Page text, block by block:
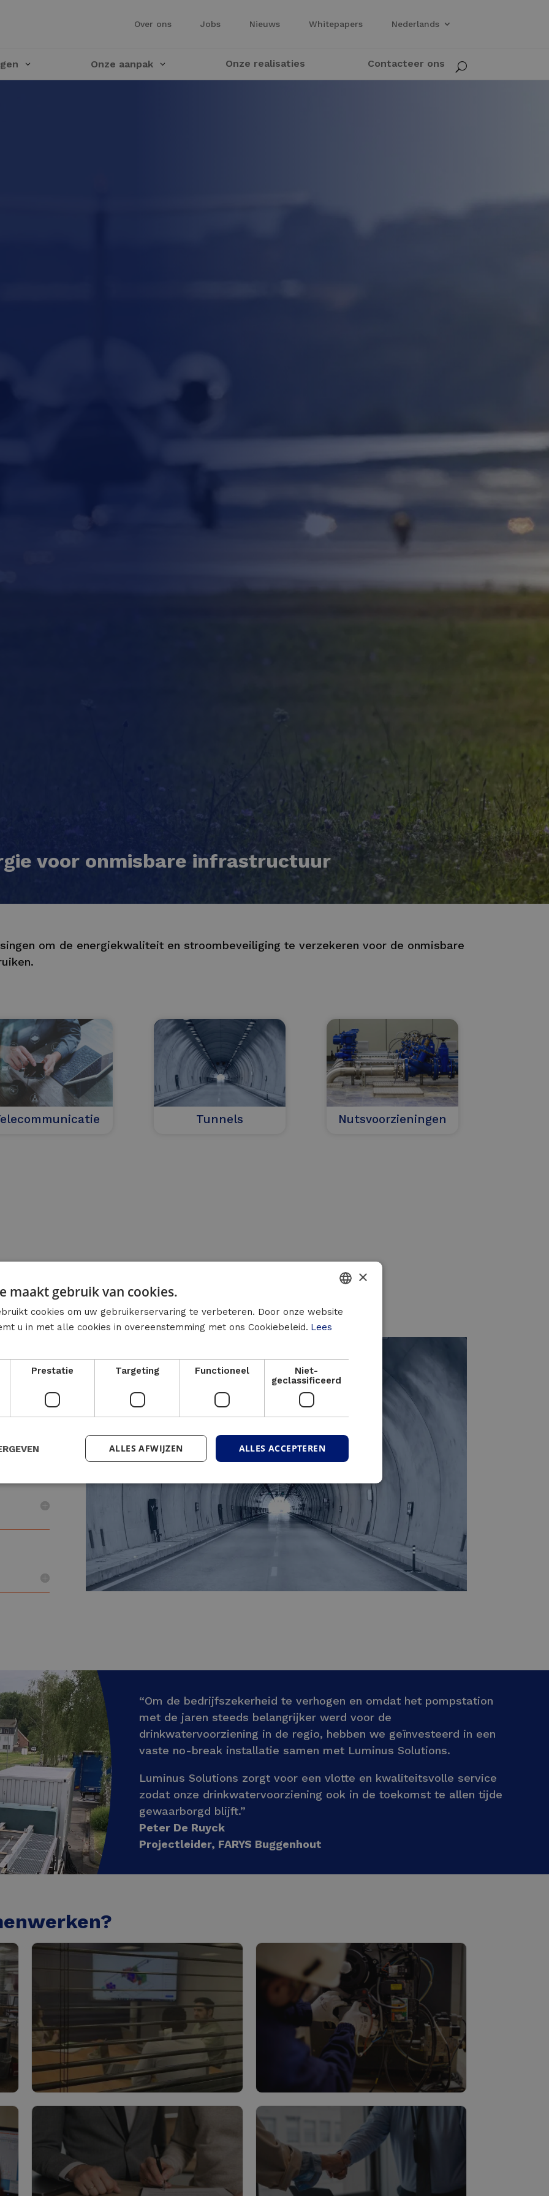
Over ons Jobs Nieuws Whitepapers Nederlands
Onze aanpak Onze realisaties Contacteer ons U
voor onmisbare infrastructuur
om de energiekwaliteit en stroombeveiliging te verzekeren voor de onmisbare
Tunnels Nutsvoorzieningen
“Om de bedrijfszekerheid te verhogen en omdat het pompstation
met de jaren steeds belangrijker werd voor de
drinkwatervoorziening in de regio, hebben we geïnvesteerd in een
vaste no-break installatie samen met Luminus Solutions.
Luminus Solutions zorgt voor een vlotte en kwaliteitsvolle service
zodat onze drinkwatervoorziening ook in de toekomst te allen tijde
gewaarborgd blijft.”
Peter De Ruyck
Projectleider, FARYS Buggenhout
Ontwerp & Bouw
Lees meer
Multitechnisch onderhoud
Lees meer
DUTCH
FRENCH
×
maakt gebruik van cookies.
cookies om uw gebruikerservaring te verbeteren. Door onze website
u in met alle cookies in overeenstemming met ons Cookiebeleid. Lees
Prestatie Targeting Functioneel
Niet-
geclassificeerd
ALLES ACCEPTEREN
ALLES AFWIJZEN